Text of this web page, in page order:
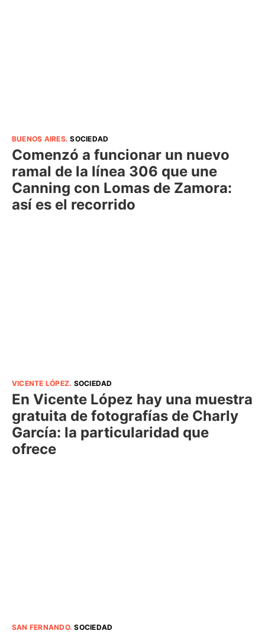
BUENOS AIRES.SOCIEDAD
Comenzó a funcionar un nuevo
ramal de la línea 306 que une
Canning con Lomas de Zamora:
así es el recorrido
VICENTE LÓPEZ. SOCIEDAD
En Vicente López hay una muestra
gratuita de fotografías de Charly
García: la particularidad que
ofrece
SAN FERNANDO.SOCIEDAD